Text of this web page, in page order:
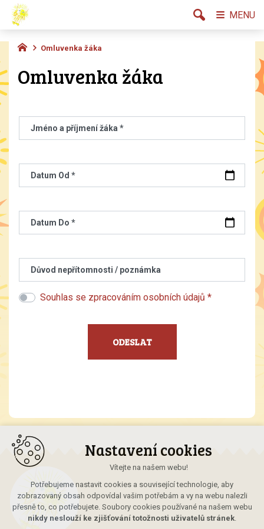
Omluvenka žáka
Omluvenka žáka
Jméno a příjmení žáka *
Datum Od *
Datum Do *
Důvod nepřítomnosti / poznámka
Souhlas se zpracováním osobních údajů *
MENU
Nastavení cookies
Vítejte na našem webu!
Potřebujeme nastavit cookies a související technologie, aby
zobrazovaný obsah odpovídal vašim potřebám a vy na webu nalezli
přesně to, co potřebujete. Soubory cookies používané na našem webu
nikdy neslouží ke zjišťování totožnosti uživatelů stránek.